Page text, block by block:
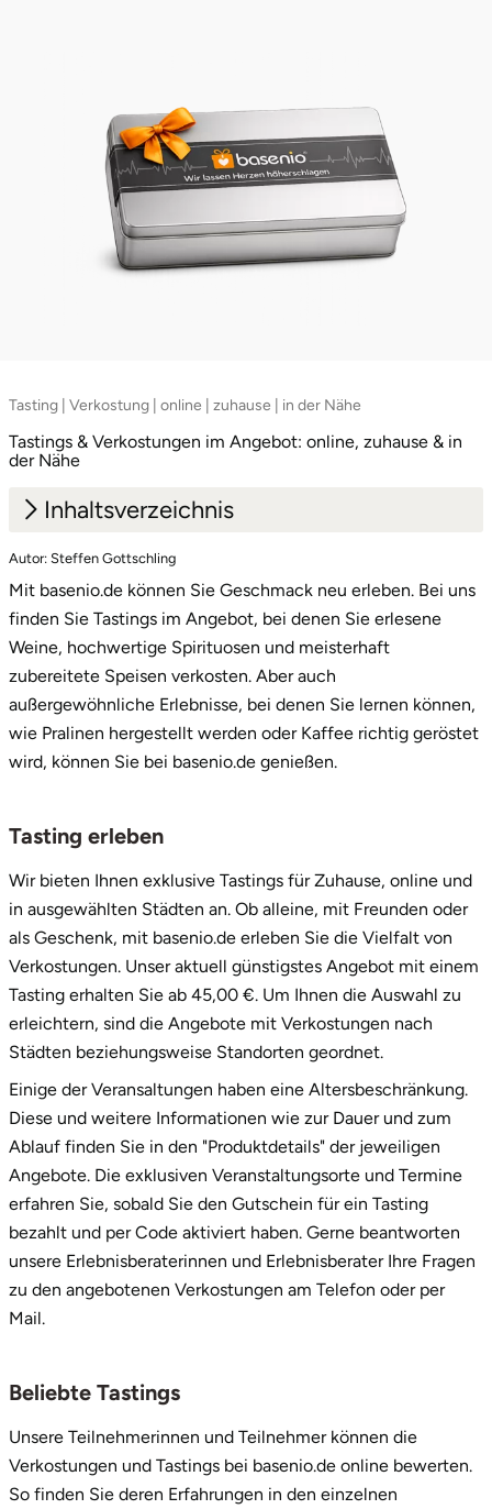
Tasting | Verkostung | online | zuhause | in der Nähe
Tastings & Verkostungen im Angebot: online, zuhause & in
der Nähe
Inhaltsverzeichnis
1. Tasting erleben
2. Beliebte Tastings
Autor: Steffen Gottschling
Mit basenio.de können Sie Geschmack neu erleben. Bei uns
finden Sie Tastings im Angebot, bei denen Sie erlesene
Weine, hochwertige Spirituosen und meisterhaft
zubereitete Speisen verkosten. Aber auch
außergewöhnliche Erlebnisse, bei denen Sie lernen können,
wie Pralinen hergestellt werden oder Kaffee richtig geröstet
wird, können Sie bei basenio.de genießen.
Tasting erleben
Wir bieten Ihnen exklusive Tastings für Zuhause, online und
in ausgewählten Städten an. Ob alleine, mit Freunden oder
als Geschenk, mit basenio.de erleben Sie die Vielfalt von
Verkostungen. Unser aktuell günstigstes Angebot mit einem
Tasting erhalten Sie ab 45,00 €. Um Ihnen die Auswahl zu
erleichtern, sind die Angebote mit Verkostungen nach
Städten beziehungsweise Standorten geordnet.
Einige der Veransaltungen haben eine Altersbeschränkung.
Diese und weitere Informationen wie zur Dauer und zum
Ablauf finden Sie in den "Produktdetails" der jeweiligen
Angebote. Die exklusiven Veranstaltungsorte und Termine
erfahren Sie, sobald Sie den Gutschein für ein Tasting
bezahlt und per Code aktiviert haben. Gerne beantworten
unsere Erlebnisberaterinnen und Erlebnisberater Ihre Fragen
zu den angebotenen Verkostungen am Telefon oder per
Mail.
Beliebte Tastings
Unsere Teilnehmerinnen und Teilnehmer können die
Verkostungen und Tastings bei basenio.de online bewerten.
So finden Sie deren Erfahrungen in den einzelnen
Regensburg
Rendsburg Eckernförde
Rottweil
Rügen
Saarbrücken
Salzgitter
Schongau
Schwabach
Schwerin
Segeberg
Seligenstadt
Speyer
Stade
Steinburg
Stendal
Stettiner Haff
Stormarn
Stuttgart
Sulz am Neckar
Tannheimer Tal